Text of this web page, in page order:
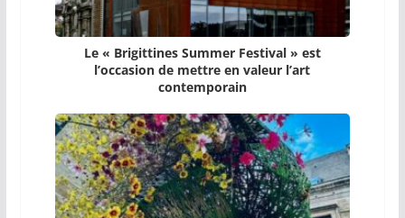
Le « Brigittines Summer Festival » est
l’occasion de mettre en valeur l’art
contemporain